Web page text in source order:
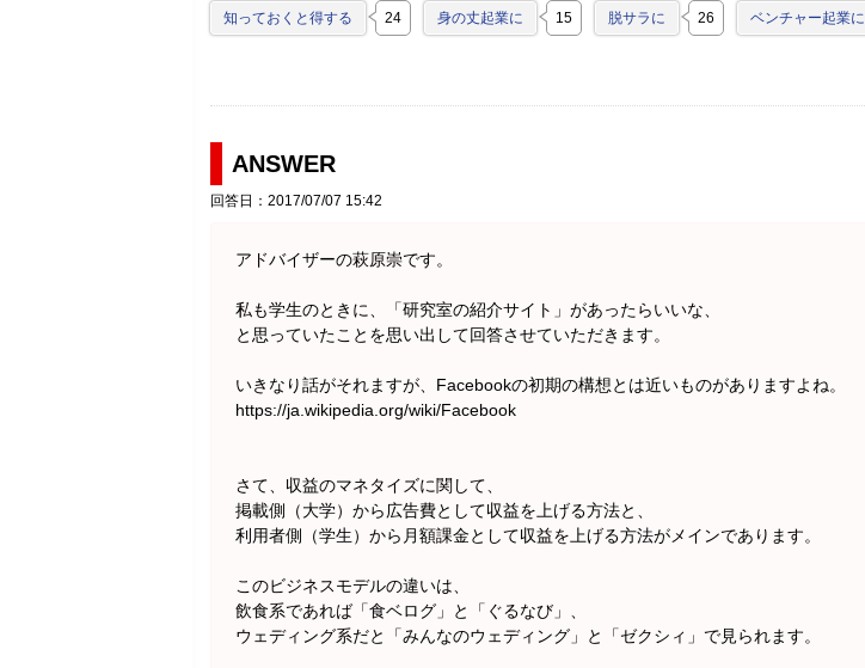
知っておくと得する 24 身の丈起業に 15 脱サラに 26 ベンチャー起業に
ANSWER
回答日：2017/07/07 15:42
アドバイザーの萩原崇です。
私も学生のときに、「研究室の紹介サイト」があったらいいな、
と思っていたことを思い出して回答させていただきます。
いきなり話がそれますが、Facebookの初期の構想とは近いものがありますよね。
https://ja.wikipedia.org/wiki/Facebook
さて、収益のマネタイズに関して、
掲載側（大学）から広告費として収益を上げる方法と、
利用者側（学生）から月額課金として収益を上げる方法がメインであります。
このビジネスモデルの違いは、
飲食系であれば「食ベログ」と「ぐるなび」、
ウェディング系だと「みんなのウェディング」と「ゼクシィ」で見られます。